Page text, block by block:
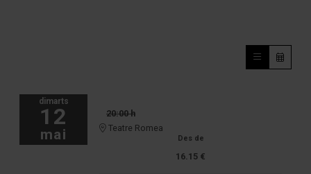
dimarts
12
mai
20:00 h
Teatre Romea
Des de
16.15 €